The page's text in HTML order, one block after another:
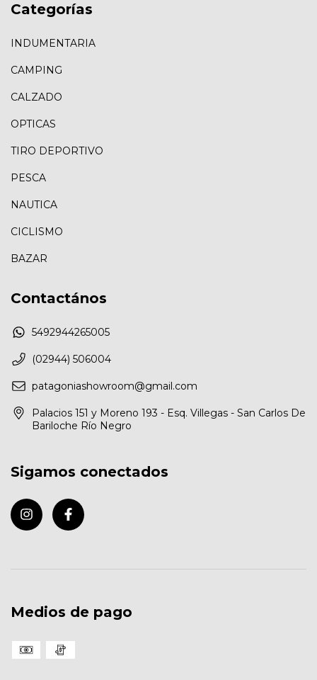
Categorías
INDUMENTARIA
CAMPING
CALZADO
OPTICAS
TIRO DEPORTIVO
PESCA
NAUTICA
CICLISMO
BAZAR
Contactános
5492944265005
(02944) 506004
patagoniashowroom@gmail.com
Palacios 151 y Moreno 193 - Esq. Villegas - San Carlos De
Bariloche Río Negro
Sigamos conectados
Medios de pago